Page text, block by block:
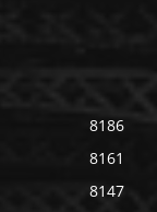
8186
8161
8147